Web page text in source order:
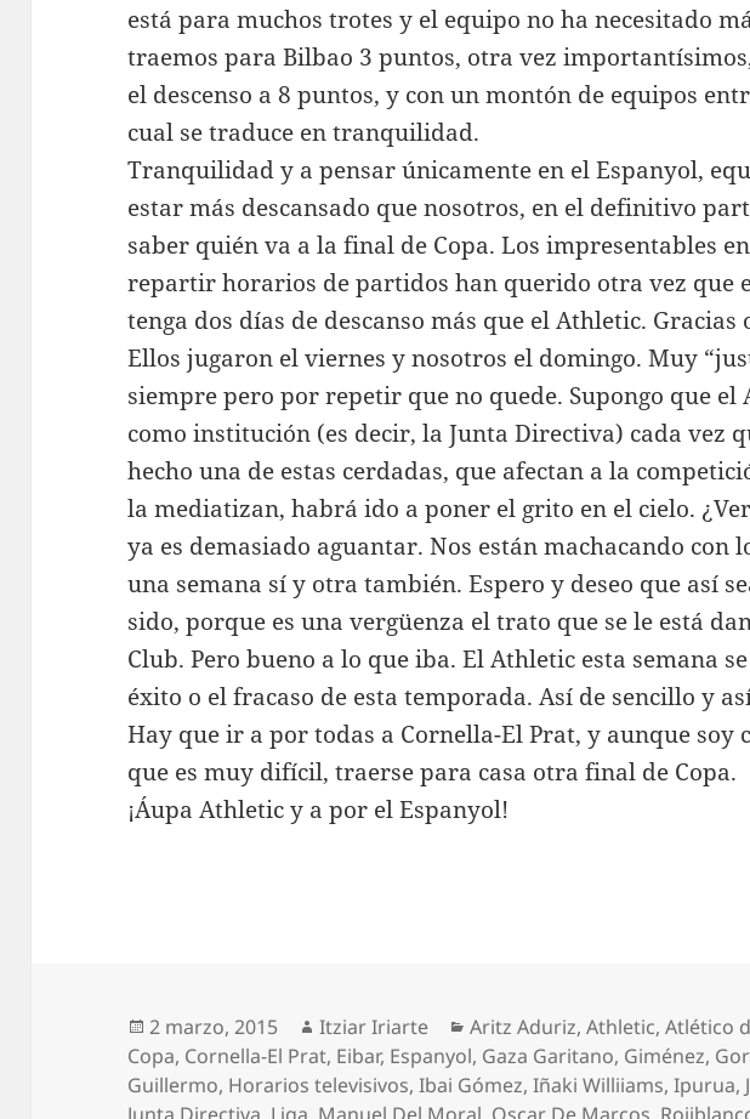
está para muchos trotes y el equipo no ha necesitado
traemos para Bilbao 3 puntos, otra vez
el descenso a 8 puntos, y con un montón de equipos
cual se traduce en tranquilidad.
Tranquilidad y a pensar únicamente en el Espanyol,
estar más descansado que nosotros, en el definitivo
saber quién va a la final de Copa. Los impresentables
repartir horarios de partidos han querido otra vez que
tenga dos días de descanso más que el Athletic. Gracias
Ellos jugaron el viernes y nosotros el domingo. Muy
siempre pero por repetir que no quede. Supongo que el
como institución (es decir, la Junta Directiva) cada vez
hecho una de estas cerdadas, que afectan a la
la mediatizan, habrá ido a poner el grito en el cielo.
ya es demasiado aguantar. Nos están machacando con
una semana sí y otra también. Espero y deseo que así
sido, porque es una vergüenza el trato que se le está
Club. Pero bueno a lo que iba. El Athletic esta semana
éxito o el fracaso de esta temporada. Así de sencillo y
Hay que ir a por todas a Cornella-El Prat, y aunque soy
que es muy difícil, traerse para casa otra final de Copa.
¡Áupa Athletic y a por el Espanyol!
Publicado
el
2 marzo, 2015 Autor
Itziar Iriarte Categorías
Aritz Aduriz,Athletic,Atlético
Copa, Cornella-El Prat, Eibar, Espanyol, Gaza Garitano, Giménez,
Guillermo, Horarios televisivos,Ibai Gómez,Iñaki Williiams,Ipurua,